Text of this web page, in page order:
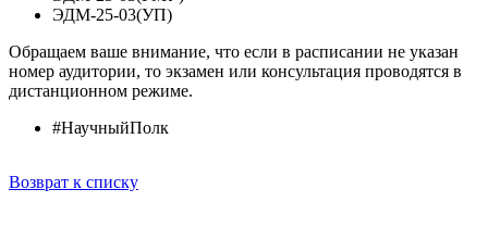
ЭДМ-25-03(УП)
Обращаем ваше внимание, что если в расписании не указан
номер аудитории, то экзамен или консультация проводятся в
дистанционном режиме.
#НаучныйПолк
Возврат к списку